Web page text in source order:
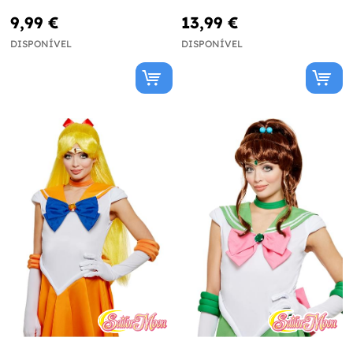
9,99 €
DISPONÍVEL
13,99 €
DISPONÍVEL